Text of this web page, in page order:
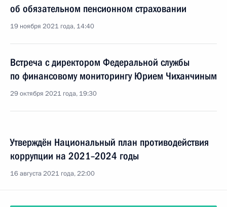
об обязательном пенсионном страховании
19 ноября 2021 года, 14:40
Встреча с директором Федеральной службы
по финансовому мониторингу Юрием Чиханчиным
29 октября 2021 года, 19:30
Утверждён Национальный план противодействия
коррупции на 2021–2024 годы
16 августа 2021 года, 22:00